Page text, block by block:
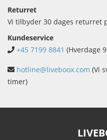
Returret
Vi tilbyder 30 dages returret
Kundeservice
+45 7199 8841 (Hverdage
hotline@liveboox.com (Vi
timer)